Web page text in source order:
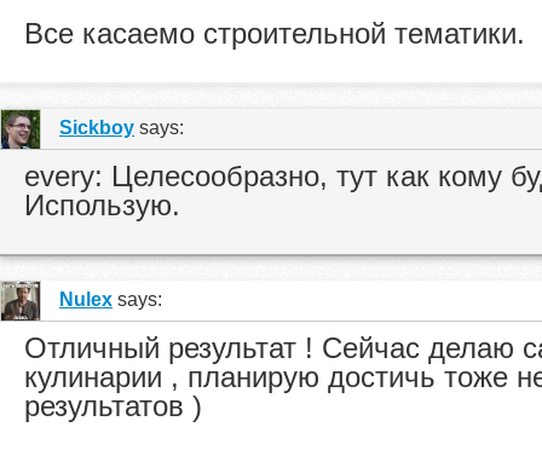
Все касаемо строительной тематики.
Sickboy says:
every: Целесообразно, тут как кому
Использую.
Nulex says:
Отличный результат ! Сейчас делаю
кулинарии , планирую достичь тоже
результатов )